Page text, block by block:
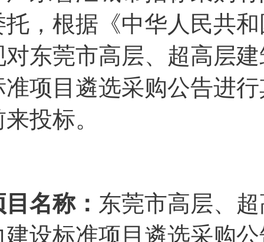
托，根据《中华人民共
对东莞市高层、超高层
准项目遴选采购公告进
投标。
名称： 东莞市高层、
建设标准项目遴选采购